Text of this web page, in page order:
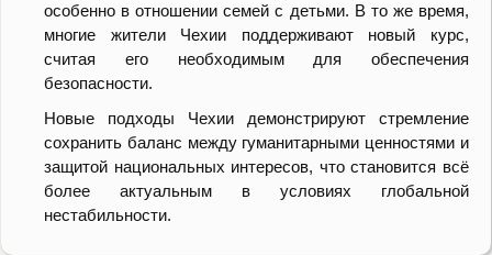
особенно в отношении семей с детьми. В то же время,
многие жители Чехии поддерживают новый курс,
считая его необходимым для обеспечения
безопасности.
Новые подходы Чехии демонстрируют стремление
сохранить баланс между гуманитарными ценностями и
защитой национальных интересов, что становится всё
более актуальным в условиях глобальной
нестабильности.